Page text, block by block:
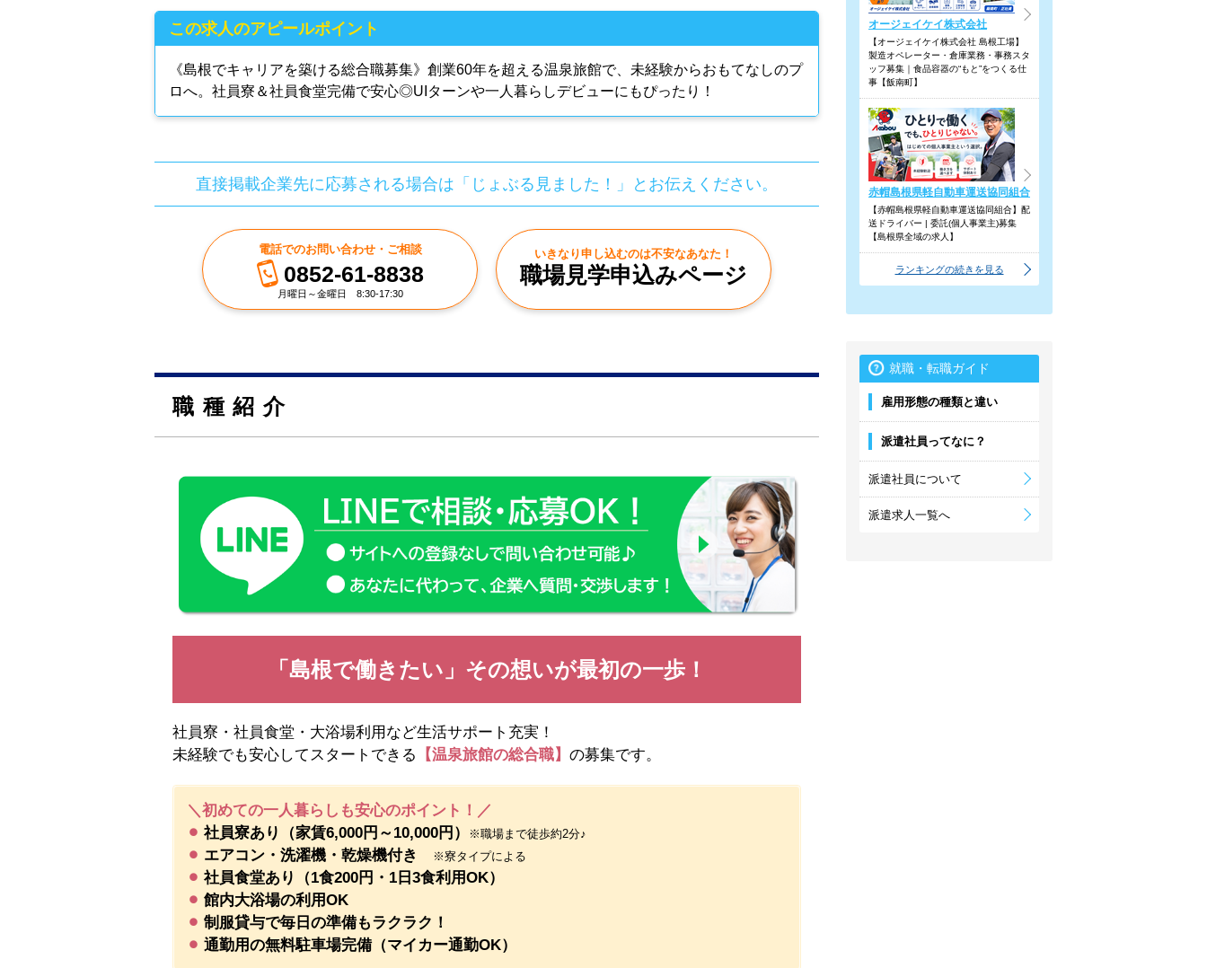
この求人のアピールポイント
《島根でキャリアを築ける総合職募集》創業60年を超える温泉旅館で、未経験からおもてなしのプ
ロへ。社員寮＆社員食堂完備で安心◎UIターンや一人暮らしデビューにもぴったり！
直接掲載企業先に応募される場合は「じょぶる見ました！」とお伝えください。
電話でのお問い合わせ・ご相談
0852-61-8838
月曜日～金曜日 8:30-17:30
いきなり申し込むのは不安なあなた！
職場見学申込みページ
職種紹介
「島根で働きたい」その想いが最初の一歩！
社員寮・社員食堂・大浴場利用など生活サポート充実！
未経験でも安心してスタートできる
【温泉旅館の総合職】 の募集です。
＼初めての一人暮らしも安心のポイント！／
⚫︎ 社員寮あり（家賃6,000円～10,000円） ※職場まで徒歩約2分♪
⚫︎ エアコン・洗濯機・乾燥機付き ※寮タイプによる
⚫︎ 社員食堂あり（1食200円・1日3食利用OK）
⚫︎ 館内大浴場の利用OK
⚫︎ 制服貸与で毎日の準備もラクラク！
⚫︎ 通勤用の無料駐車場完備（マイカー通勤OK）
オージェイケイ株式会社
【オージェイケイ株式会社 島根工場】
製造オペレーター・倉庫業務・事務スタ
ッフ募集｜食品容器の“もと”をつくる仕
事【飯南町】
赤帽島根県軽自動車運送協同組合
【赤帽島根県軽自動車運送協同組合】配
送ドライバー | 委託(個人事業主)募集
【島根県全域の求人】
ランキングの続きを見る
就職・転職ガイド
雇用形態の種類と違い
派遣社員ってなに？
派遣社員について
派遣求人一覧へ